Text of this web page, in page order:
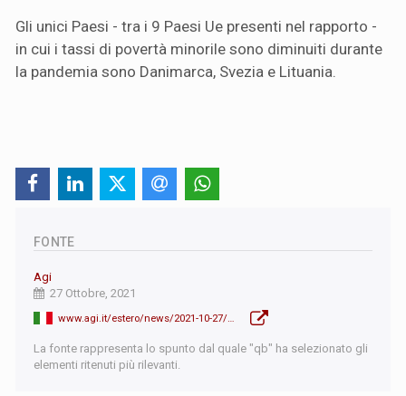
Gli unici Paesi - tra i 9 Paesi Ue presenti nel rapporto -
in cui i tassi di povertà minorile sono diminuiti durante
la pandemia sono Danimarca, Svezia e Lituania.
FONTE
Agi
27 Ottobre, 2021
La fonte rappresenta lo spunto dal quale "qb" ha selezionato gli
elementi ritenuti più rilevanti.